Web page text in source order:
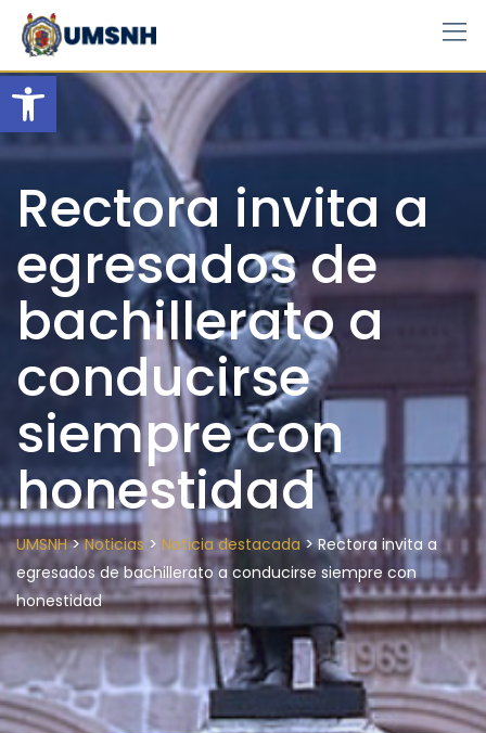
Open toolbar
Skip
content
Rectora invita a
egresados de
bachillerato a
conducirse
siempre con
honestidad
UMSNH>Noticias > Noticia destacada>Rectora invita a
egresados de bachillerato a conducirse siempre con
honestidad